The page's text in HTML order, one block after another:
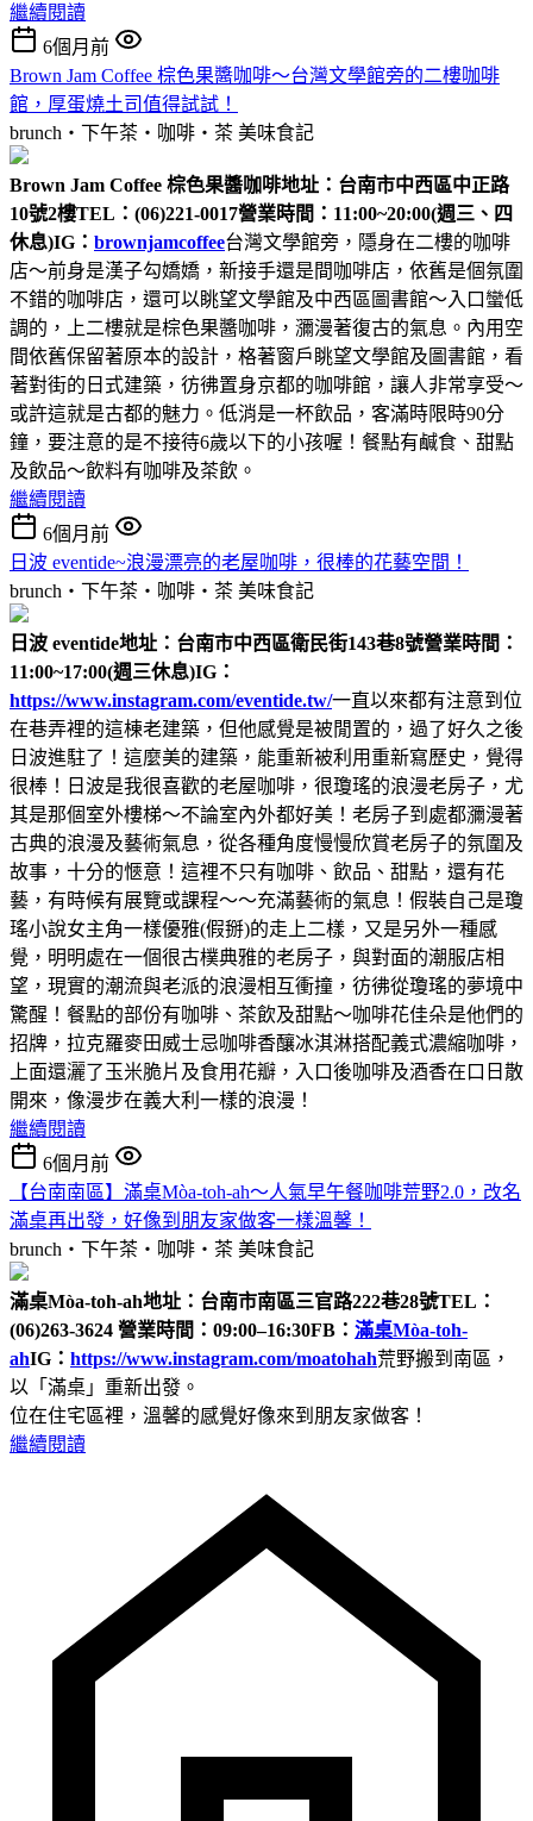
繼續閱讀
6個月前
Brown Jam Coffee 棕色果醬咖啡～台灣文學館旁的二樓咖啡
館，厚蛋燒土司值得試試！
brunch‧下午茶‧咖啡‧茶 美味食記
Brown Jam Coffee 棕色果醬咖啡地址：台南市中西區中正路
10號2樓TEL：(06)221-0017營業時間：11:00~20:00(週三、四
休息)IG： brownjamcoffee台灣文學館旁，隱身在二樓的咖啡
店～前身是漢子勾嬌嬌，新接手還是間咖啡店，依舊是個氛圍
不錯的咖啡店，還可以眺望文學館及中西區圖書館～入口蠻低
調的，上二樓就是棕色果醬咖啡，瀰漫著復古的氣息。內用空
間依舊保留著原本的設計，格著窗戶眺望文學館及圖書館，看
著對街的日式建築，彷彿置身京都的咖啡館，讓人非常享受～
或許這就是古都的魅力。低消是一杯飲品，客滿時限時90分
鐘，要注意的是不接待6歲以下的小孩喔！餐點有鹹食、甜點
及飲品～飲料有咖啡及茶飲。
繼續閱讀
6個月前
日波 eventide~浪漫漂亮的老屋咖啡，很棒的花藝空間！
brunch‧下午茶‧咖啡‧茶 美味食記
日波 eventide地址：台南市中西區衛民街143巷8號營業時間：
11:00~17:00(週三休息)IG：
https://www.instagram.com/eventide.tw/一直以來都有注意到位
在巷弄裡的這棟老建築，但他感覺是被閒置的，過了好久之後
日波進駐了！這麼美的建築，能重新被利用重新寫歷史，覺得
很棒！日波是我很喜歡的老屋咖啡，很瓊瑤的浪漫老房子，尤
其是那個室外樓梯～不論室內外都好美！老房子到處都瀰漫著
古典的浪漫及藝術氣息，從各種角度慢慢欣賞老房子的氛圍及
故事，十分的愜意！這裡不只有咖啡、飲品、甜點，還有花
藝，有時候有展覽或課程～～充滿藝術的氣息！假裝自己是瓊
瑤小說女主角一樣優雅(假掰)的走上二樣，又是另外一種感
覺，明明處在一個很古樸典雅的老房子，與對面的潮服店相
望，現實的潮流與老派的浪漫相互衝撞，彷彿從瓊瑤的夢境中
驚醒！餐點的部份有咖啡、茶飲及甜點～咖啡花佳朵是他們的
招牌，拉克羅麥田威士忌咖啡香釀冰淇淋搭配義式濃縮咖啡，
上面還灑了玉米脆片及食用花瓣，入口後咖啡及酒香在口日散
開來，像漫步在義大利一樣的浪漫！
繼續閱讀
6個月前
【台南南區】滿桌Mòa-toh-ah～人氣早午餐咖啡荒野2.0，改名
滿桌再出發，好像到朋友家做客一樣溫馨！
brunch‧下午茶‧咖啡‧茶 美味食記
滿桌Mòa-toh-ah地址：台南市南區三官路222巷28號TEL：
(06)263-3624 營業時間：09:00–16:30FB： 滿桌Mòa-toh-
ahIG： https://www.instagram.com/moatohah荒野搬到南區，
以「滿桌」重新出發。
位在住宅區裡，溫馨的感覺好像來到朋友家做客！
繼續閱讀